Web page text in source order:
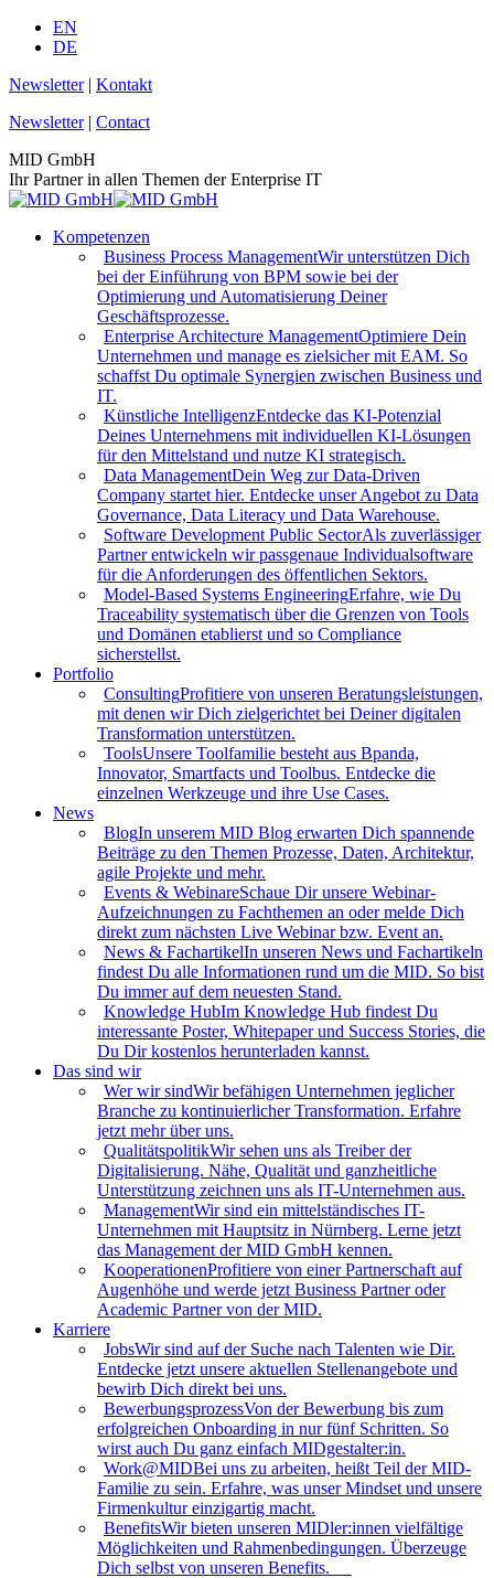
Zum
Inhalt
EN
DE
Newsletter| Kontakt
Newsletter| Contact
MID GmbH
Ihr Partner in allen Themen der Enterprise IT
Kompetenzen
Business Process ManagementWir unterstützen Dich
bei der Einführung von BPM sowie bei der
Optimierung und Automatisierung Deiner
Geschäftsprozesse.
Enterprise Architecture ManagementOptimiere Dein
Unternehmen und manage es zielsicher mit EAM. So
schaffst Du optimale Synergien zwischen Business und
IT.
Künstliche IntelligenzEntdecke das KI-Potenzial
Deines Unternehmens mit individuellen KI-Lösungen
für den Mittelstand und nutze KI strategisch.
Data ManagementDein Weg zur Data-Driven
Company startet hier. Entdecke unser Angebot zu Data
Governance, Data Literacy und Data Warehouse.
Software Development Public SectorAls zuverlässiger
Partner entwickeln wir passgenaue Individualsoftware
für die Anforderungen des öffentlichen Sektors.
Model-Based Systems EngineeringErfahre, wie Du
Traceability systematisch über die Grenzen von Tools
und Domänen etablierst und so Compliance
sicherstellst.
Portfolio
ConsultingProfitiere von unseren Beratungsleistungen,
mit denen wir Dich zielgerichtet bei Deiner digitalen
Transformation unterstützen.
ToolsUnsere Toolfamilie besteht aus Bpanda,
Innovator, Smartfacts und Toolbus. Entdecke die
einzelnen Werkzeuge und ihre Use Cases.
News
BlogIn unserem MID Blog erwarten Dich spannende
Beiträge zu den Themen Prozesse, Daten, Architektur,
agile Projekte und mehr.
Events & WebinareSchaue Dir unsere Webinar-
Aufzeichnungen zu Fachthemen an oder melde Dich
direkt zum nächsten Live Webinar bzw. Event an.
News & FachartikelIn unseren News und Fachartikeln
findest Du alle Informationen rund um die MID. So bist
Du immer auf dem neuesten Stand.
Knowledge HubIm Knowledge Hub findest Du
interessante Poster, Whitepaper und Success Stories, die
Du Dir kostenlos herunterladen kannst.
Das sind wir
Wer wir sindWir befähigen Unternehmen jeglicher
Branche zu kontinuierlicher Transformation. Erfahre
jetzt mehr über uns.
QualitätspolitikWir sehen uns als Treiber der
Digitalisierung. Nähe, Qualität und ganzheitliche
Unterstützung zeichnen uns als IT-Unternehmen aus.
ManagementWir sind ein mittelständisches IT-
Unternehmen mit Hauptsitz in Nürnberg. Lerne jetzt
das Management der MID GmbH kennen.
KooperationenProfitiere von einer Partnerschaft auf
Augenhöhe und werde jetzt Business Partner oder
Academic Partner von der MID.
Karriere
JobsWir sind auf der Suche nach Talenten wie Dir.
Entdecke jetzt unsere aktuellen Stellenangebote und
bewirb Dich direkt bei uns.
BewerbungsprozessVon der Bewerbung bis zum
erfolgreichen Onboarding in nur fünf Schritten. So
wirst auch Du ganz einfach MIDgestalter:in.
Work@MIDBei uns zu arbeiten, heißt Teil der MID-
Familie zu sein. Erfahre, was unser Mindset und unsere
Firmenkultur einzigartig macht.
BenefitsWir bieten unseren MIDler:innen vielfältige
Möglichkeiten und Rahmenbedingungen. Überzeuge
Dich selbst von unseren Benefits.